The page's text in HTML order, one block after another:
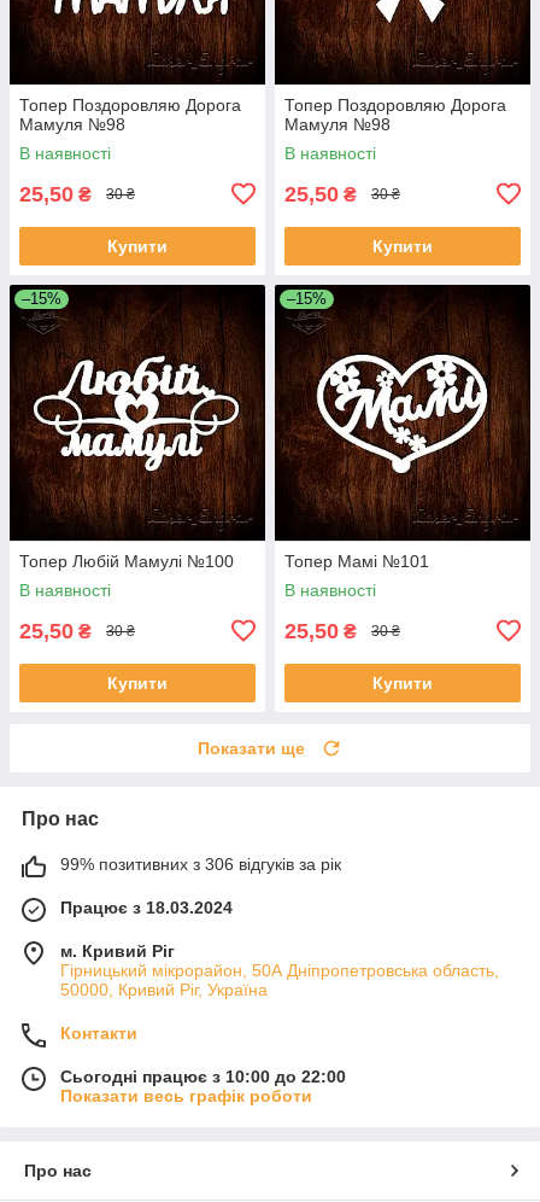
Топер Поздоровляю Дорога
Мамуля №98
В наявності
25,50 ₴ 30 ₴
Купити
Топер Поздоровляю Дорога
Мамуля №98
В наявності
25,50 ₴ 30 ₴
Купити
–15%
Топер Любій Мамулі №100
В наявності
25,50 ₴ 30 ₴
Купити
–15%
Топер Мамі №101
В наявності
25,50 ₴ 30 ₴
Купити
Показати ще
Про нас
99% позитивних з 306 відгуків за рік
Працює з 18.03.2024
м. Кривий Ріг
Гірницький мікрорайон, 50А Дніпропетровська область,
50000, Кривий Ріг, Україна
Контакти
Сьогодні працює з 10:00 до 22:00
Показати весь графік роботи
Про нас